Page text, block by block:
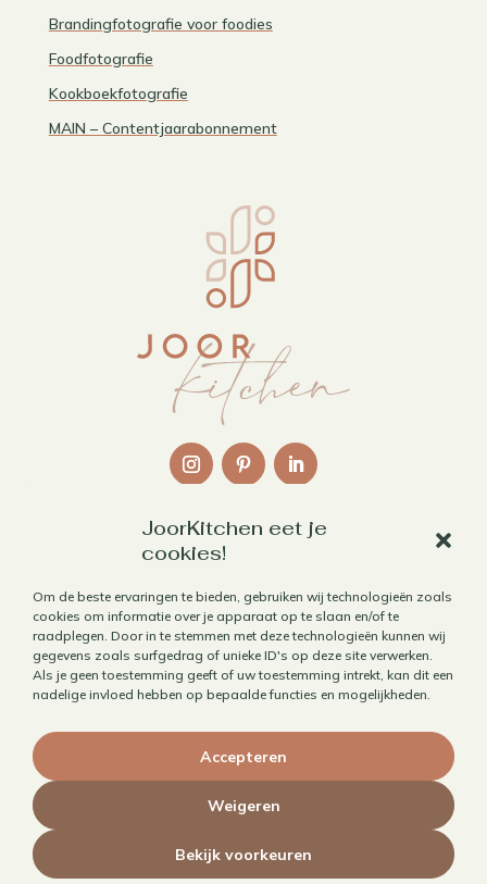
JoorKitchen eet je
cookies!
Om de beste ervaringen te bieden, gebruiken wij technologieën zoals
cookies om informatie over je apparaat op te slaan en/of te
raadplegen. Door in te stemmen met deze technologieën kunnen wij
gegevens zoals surfgedrag of unieke ID's op deze site verwerken.
Als je geen toestemming geeft of uw toestemming intrekt, kan dit een
nadelige invloed hebben op bepaalde functies en mogelijkheden.
Accepteren
Weigeren
Bekijk voorkeuren
Brandingfotografie voor foodies
Foodfotografie
Kookboekfotografie
MAIN – Contentjaarabonnement
Contact
Algemene voorwaarden
Privacybeleid